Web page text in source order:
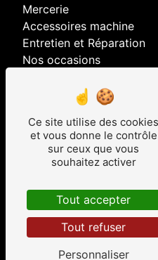
Mercerie
Accessoires machine
Entretien et Réparation
Nos occasions
Nos prestations
brodeuse
recouvreuses
entretien et réparation
surjeteuse
Vistalid- 2026 - Tous
Mentions légales -
Ce site utilise des cookies
et vous donne le contrôle
sur ceux que vous
souhaitez activer
Tout accepter
Tout refuser
Personnaliser